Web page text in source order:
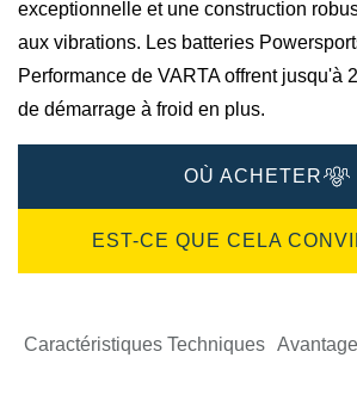
exceptionnelle et une construction
aux vibrations. Les batteries
Performance de VARTA offrent jusqu'à
de démarrage à froid en plus.
OÙ ACHETER
EST-CE QUE CELA
Caractéristiques Techniques